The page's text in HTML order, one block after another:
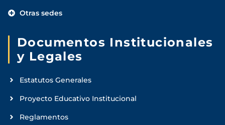
Otras sedes
Documentos Institucionales
y Legales
Estatutos Generales
Proyecto Educativo Institucional
Reglamentos